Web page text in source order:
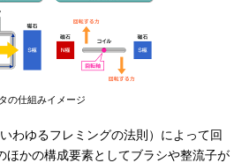
の仕組みイメージ
わゆるフレミングの法則）によって回
ほかの構成要素としてブラシや整流子が